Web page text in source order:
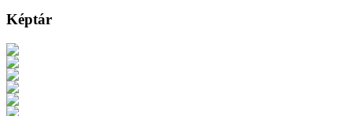
Képtár